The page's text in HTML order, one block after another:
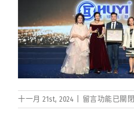
十一月 21st, 2024
在
〈KEL_6797〉
留言功能已關閉